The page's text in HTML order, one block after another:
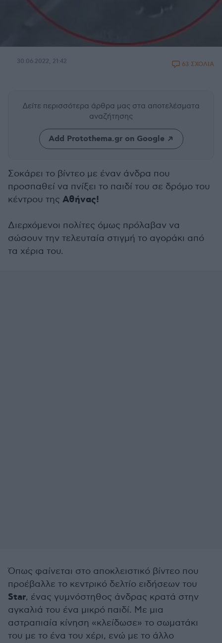
30.06.2022, 21:42 63 ΣΧΟΛΙΑ
Δείτε περισσότερα άρθρα μας στα αποτελέσματα
αναζήτησης
Add Protothema.gr on Google
Σοκάρει το βίντεο με έναν άνδρα που
προσπαθεί να πνίξει το παιδί του σε δρόμο του
κέντρου της Αθήνας!
Διερχόμενοι πολίτες όμως πρόλαβαν να
σώσουν την τελευταία στιγμή το αγοράκι από
τα χέρια του.
Όπως φαίνεται στο αποκλειστικό βίντεο που
προέβαλλε το κεντρικό δελτίο ειδήσεων του
Star, ένας γυμνόστηθος άνδρας κρατά στην
αγκαλιά του ένα μικρό παιδί. Με μια
αστραπιαία κίνηση «κλείδωσε» το σωματάκι
του με το ένα του χέρι, ενώ με το άλλο